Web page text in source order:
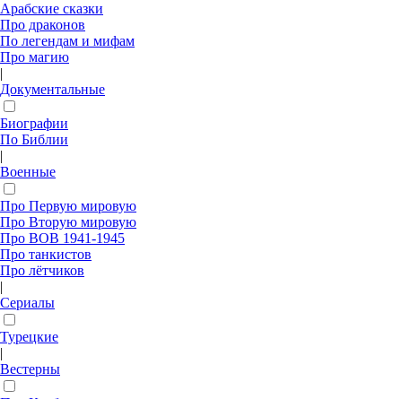
Арабские сказки
Про драконов
По легендам и мифам
Про магию
|
Документальные
Биографии
По Библии
|
Военные
Про Первую мировую
Про Вторую мировую
Про ВОВ 1941-1945
Про танкистов
Про лётчиков
|
Сериалы
Турецкие
|
Вестерны